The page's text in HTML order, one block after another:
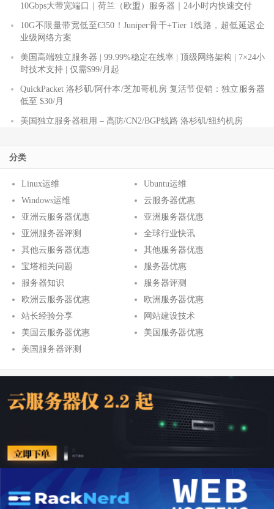
10Gbps大带宽端口｜荷兰（欧盟）服务器｜24小时内快速交付
10G不限量带宽低至€350！Juniper骨干+Tier 1线路，超低延迟企
业级网络方案
美国高端独立服务器 | 99.99%稳定在线率 | 顶级网络架构 | 7×24小
时技术支持 | 仅需$99/月起
QuickPacket 洛杉矶/阿什本/芝加哥机房 复活节促销：独立服务器
低至 $30/月
美国独立服务器租用 – 高防/CN2/BGP线路 洛杉矶/纽约机房
分类
Linux运维
Ubuntu运维
Windows运维
云服务器优惠
亚洲云服务器优惠
亚洲服务器优惠
亚洲服务器评测
全球行业快讯
其他云服务器优惠
其他服务器优惠
宝塔相关问题
服务器优惠
服务器知识
服务器评测
欧洲云服务器优惠
欧洲服务器优惠
站长经验分享
网站建设技术
美国云服务器优惠
美国服务器优惠
美国服务器评测